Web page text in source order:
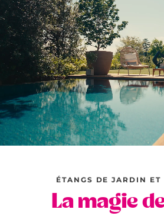
ÉTANGS DE JARDIN ET
La magie